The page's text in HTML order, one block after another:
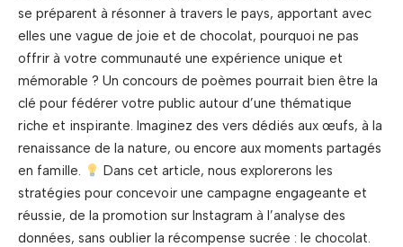
se préparent à résonner à travers le pays, apportant avec
elles une vague de joie et de chocolat, pourquoi ne pas
offrir à votre communauté une expérience unique et
mémorable ? Un concours de poèmes pourrait bien être la
clé pour fédérer votre public autour d’une thématique
riche et inspirante. Imaginez des vers dédiés aux œufs, à la
renaissance de la nature, ou encore aux moments partagés
en famille.
Dans cet article, nous explorerons les
stratégies pour concevoir une campagne engageante et
réussie, de la promotion sur Instagram à l’analyse des
données, sans oublier la récompense sucrée : le chocolat.